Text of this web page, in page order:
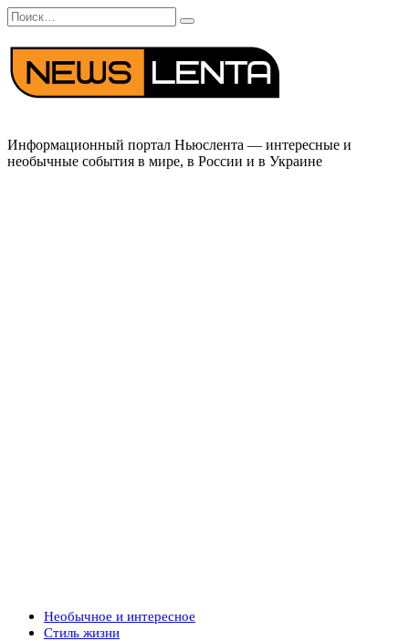
Перейти
к
содержанию
Search
for:
Информационный портал Ньюслента — интересные и
необычные события в мире, в России и в Украине
Необычное и интересное
Стиль жизни